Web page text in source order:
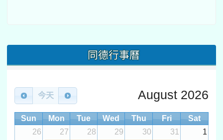
同德行事曆
今天 August 2026
Sun Mon Tue Wed Thu Fri
Sat
26
27 28 29 30 31 1